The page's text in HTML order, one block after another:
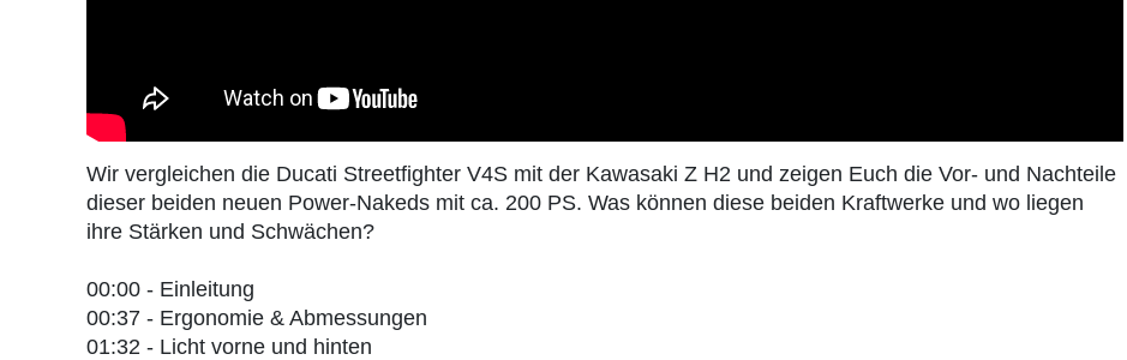
Wir vergleichen die Ducati Streetfighter V4S mit der Kawasaki Z H2 und zeigen Euch die Vor- und Nachteile
dieser beiden neuen Power-Nakeds mit ca. 200 PS. Was können diese beiden Kraftwerke und wo liegen
ihre Stärken und Schwächen?
00:00 - Einleitung
00:37 - Ergonomie & Abmessungen
01:32 - Licht vorne und hinten